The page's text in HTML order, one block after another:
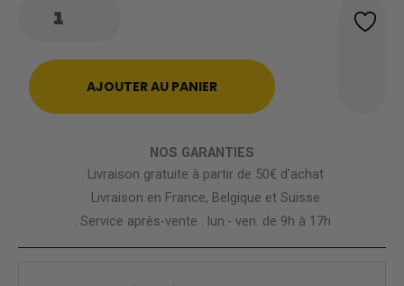
Demi
Doigt
Pokémon
Pikachu
AJOUTER AU PANIER
NOS GARANTIES
. Livraison gratuite à partir de 50€ d’achat
. Livraison en France, Belgique et Suisse
. Service après-vente : lun.- ven. de 9h à 17h